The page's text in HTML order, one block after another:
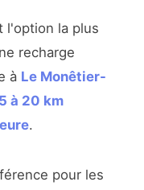
l'option la plus
recharge
à Le Monêtier-
à 20 km
.
pour les